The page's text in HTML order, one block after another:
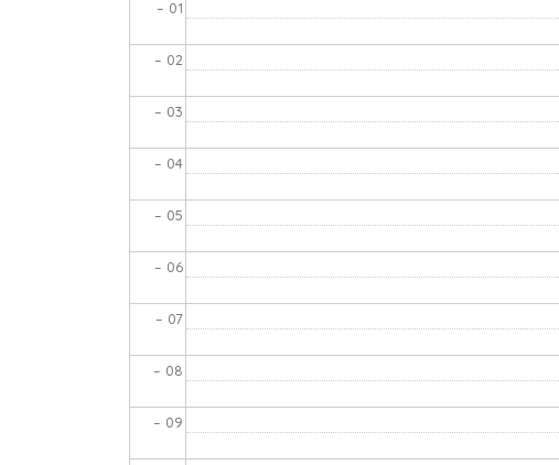
– 01
– 02
– 03
– 04
– 05
– 06
– 07
– 08
– 09